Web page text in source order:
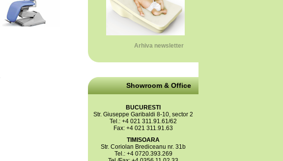
Arhiva newsletter
Showroom & Office
BUCURESTI
Str. Giuseppe Garibaldi 8-10, sector 2
Tel.: +4 021 311.91.61/62
Fax: +4 021 311.91.63
TIMISOARA
Str. Coriolan Brediceanu nr. 31b
Tel.: +4 0720.393.269